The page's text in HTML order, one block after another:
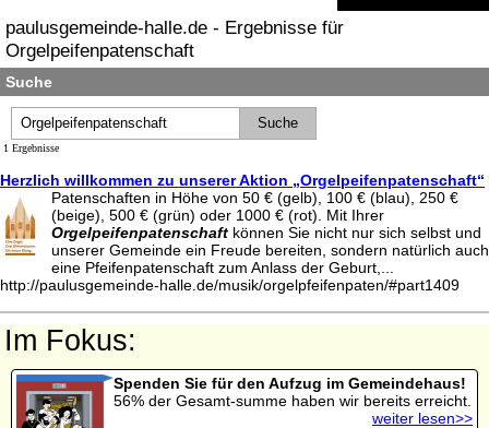
paulusgemeinde-halle.de - Ergebnisse für
Orgelpeifenpatenschaft
Suche
1 Ergebnisse
Herzlich willkommen zu unserer Aktion „Orgelpeifenpatenschaft“
Patenschaften in Höhe von 50 € (gelb), 100 € (blau), 250 €
(beige), 500 € (grün) oder 1000 € (rot). Mit Ihrer
Orgelpeifenpatenschaft können Sie nicht nur sich selbst und
unserer Gemeinde ein Freude bereiten, sondern natürlich auch
eine Pfeifenpatenschaft zum Anlass der Geburt,...
http://paulusgemeinde-halle.de/musik/orgelpfeifenpaten/#part1409
Im Fokus:
Spenden Sie für den Aufzug im Gemeindehaus!
56% der Gesamt-summe haben wir bereits erreicht.
weiter lesen>>